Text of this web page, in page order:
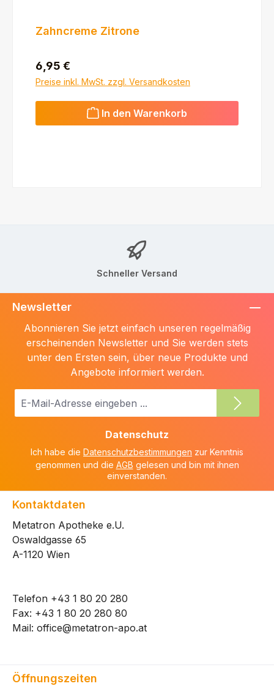
Zahncreme Zitrone
Regulärer Preis:
6,95 €
Preise inkl. MwSt. zzgl. Versandkosten
In den Warenkorb
Schneller Versand
Newsletter
Abonnieren Sie jetzt einfach unseren regelmäßig
erscheinenden Newsletter und Sie werden stets
unter den Ersten sein, über neue Produkte und
Angebote informiert werden.
E-
Datenschutz
Ich habe die Datenschutzbestimmungen zur Kenntnis
genommen und die AGB gelesen und bin mit ihnen
einverstanden.
Kontaktdaten
Metatron Apotheke e.U.
Oswaldgasse 65
A-1120 Wien
Telefon +43 1 80 20 280
Fax: +43 1 80 20 280 80
Mail: office@metatron-apo.at
Öffnungszeiten